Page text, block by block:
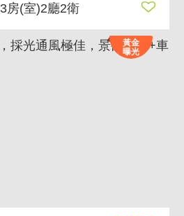
3房(室)2廳2衛
黃金
曝光